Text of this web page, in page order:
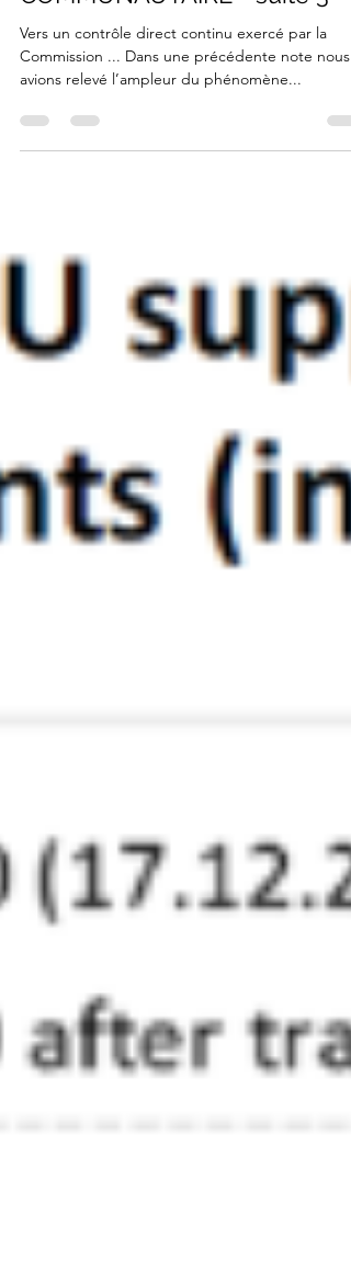
COMMUNAUTAIRE - suite 3
Vers un contrôle direct continu exercé par la
avions relevé l’ampleur du phénomène...